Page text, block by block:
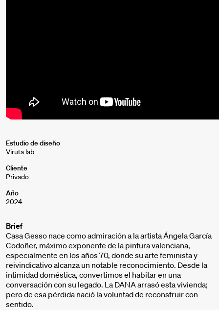
Estudio de diseño
Viruta lab
Cliente
Privado
Año
2024
Brief
Casa Gesso nace como admiración a la artista Ángela García
Codoñer, máximo exponente de la pintura valenciana,
especialmente en los años 70, donde su arte feminista y
reivindicativo alcanza un notable reconocimiento. Desde la
intimidad doméstica, convertimos el habitar en una
conversación con su legado. La DANA arrasó esta vivienda;
pero de esa pérdida nació la voluntad de reconstruir con
sentido.